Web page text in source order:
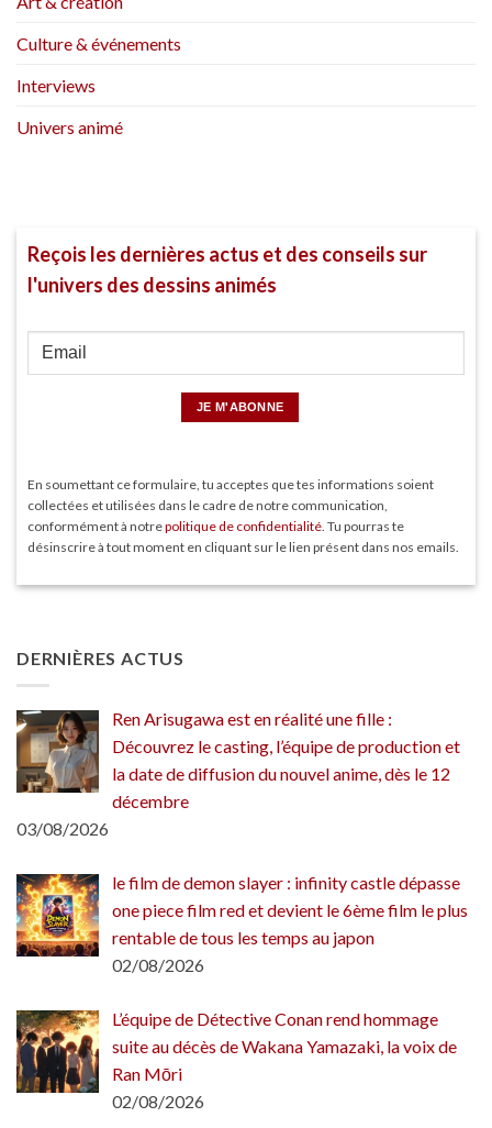
Culture & événements
Interviews
Univers animé
Reçois les dernières actus et des conseils sur
l'univers des dessins animés
En soumettant ce formulaire, tu acceptes que tes informations soient
collectées et utilisées dans le cadre de notre communication,
conformément à notrepolitique de confidentialité . Tu pourras te
désinscrire à tout moment en cliquant sur le lien présent dans nos emails.
DERNIÈRES ACTUS
Ren Arisugawa est en réalité une fille :
Découvrez le casting, l’équipe de production et
la date de diffusion du nouvel anime, dès le 12
décembre
03/08/2026
le film de demon slayer : infinity castle dépasse
one piece film red et devient le 6ème film le plus
rentable de tous les temps au japon
02/08/2026
L’équipe de Détective Conan rend hommage
suite au décès de Wakana Yamazaki, la voix de
Ran Mōri
02/08/2026